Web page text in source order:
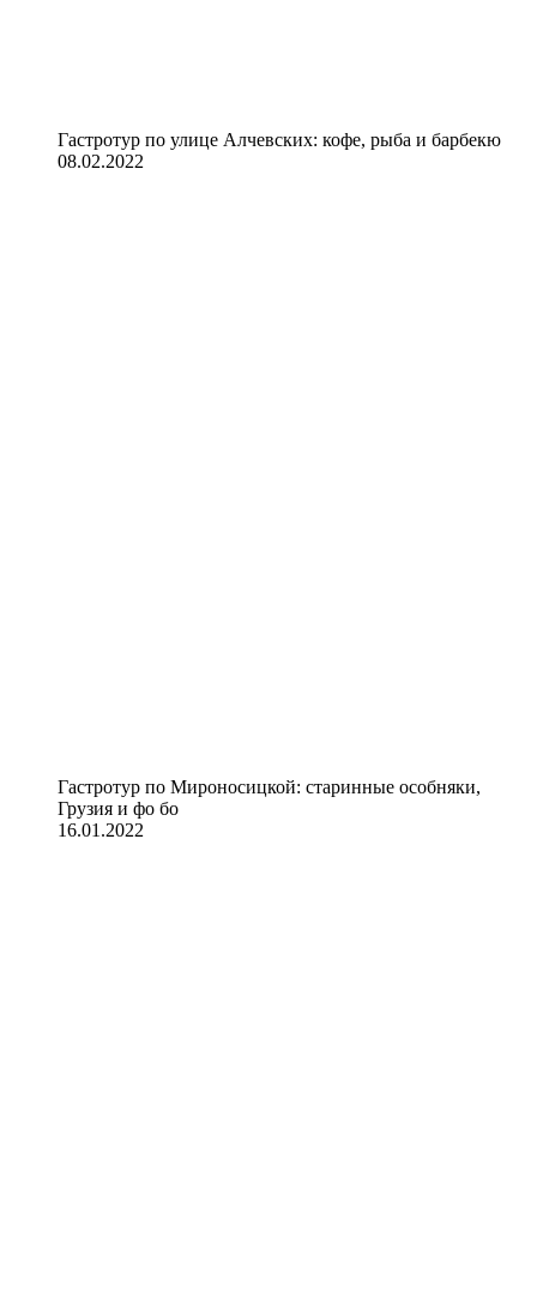
Гастротур по улице Алчевских: кофе, рыба и барбекю
08.02.2022
Гастротур по Мироносицкой: старинные особняки,
Грузия и фо бо
16.01.2022